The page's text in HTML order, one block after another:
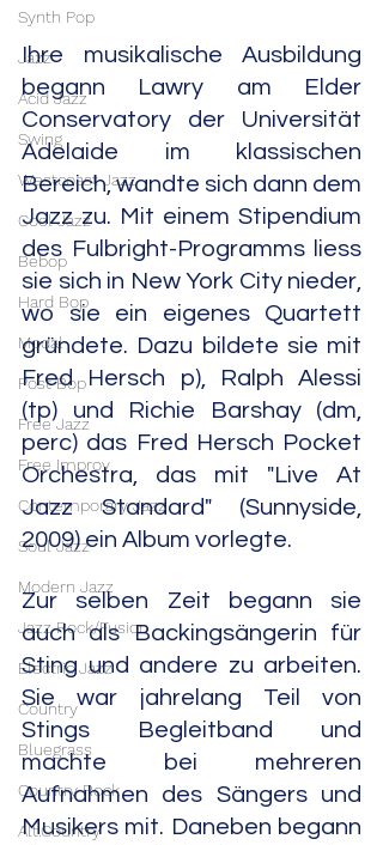
Synth Pop
Jazz
Acid Jazz
Swing
Westcoast Jazz
Cool Jazz
Bebop
Hard Bop
Modal
Post Bop
Free Jazz
Free Improv
Contemporary Jazz
Soul Jazz
Modern Jazz
Jazz Rock/Fusion
Electric Jazz
Country
Bluegrass
Country Rock
Alt.Country
Ihre musikalische Ausbildung
begann Lawry am Elder
Conservatory der Universität
Adelaide im klassischen
Bereich, wandte sich dann dem
Jazz zu. Mit einem Stipendium
des Fulbright-Programms liess
sie sich in New York City nieder,
wo sie ein eigenes Quartett
gründete. Dazu bildete sie mit
Fred Hersch p), Ralph Alessi
(tp) und Richie Barshay (dm,
perc) das Fred Hersch Pocket
Orchestra, das mit "Live At
Jazz Standard" (Sunnyside,
2009) ein Album vorlegte.
Zur selben Zeit begann sie
auch als Backingsängerin für
Sting und andere zu arbeiten.
Sie war jahrelang Teil von
Stings Begleitband und
machte bei mehreren
Aufnahmen des Sängers und
Musikers mit. Daneben begann